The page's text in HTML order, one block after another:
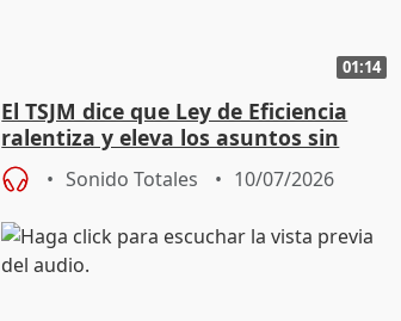
01:14
El TSJM dice que Ley de Eficiencia
ralentiza y eleva los asuntos sin
resolver a más de 825.000
Sonido Totales 10/07/2026